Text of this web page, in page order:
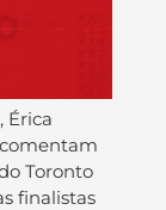
Érica
Toronto
finalistas